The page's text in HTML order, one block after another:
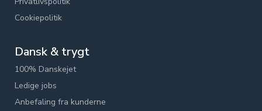
Cookiepolitik
Dansk & trygt
100% Danskejet
Ledige jobs
Anbefaling fra kunderne